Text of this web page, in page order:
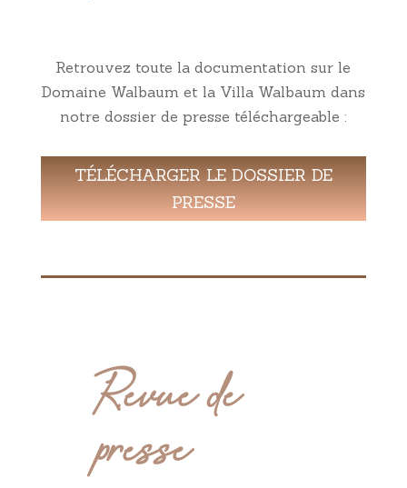
Retrouvez toute la documentation sur le
Domaine Walbaum et la Villa Walbaum dans
notre dossier de presse téléchargeable :
TÉLÉCHARGER LE DOSSIER DE
PRESSE
Revue de
presse